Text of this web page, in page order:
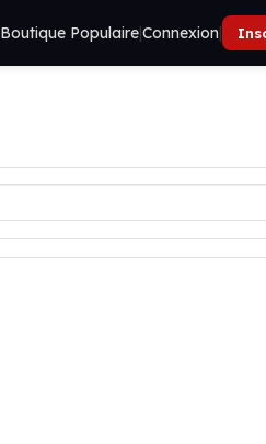
Boutique Populaire|Connexion|